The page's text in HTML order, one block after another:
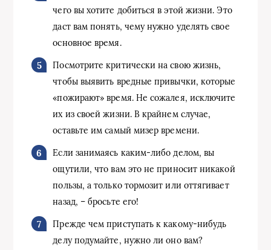
чего вы хотите добиться в этой жизни. Это
даст вам понять, чему нужно уделять свое
основное время.
Посмотрите критически на свою жизнь,
чтобы выявить вредные привычки, которые
«пожирают» время. Не сожалея, исключите
их из своей жизни. В крайнем случае,
оставьте им самый мизер времени.
Если занимаясь каким-либо делом, вы
ощутили, что вам это не приносит никакой
пользы, а только тормозит или оттягивает
назад, – бросьте его!
Прежде чем приступать к какому-нибудь
делу подумайте, нужно ли оно вам?